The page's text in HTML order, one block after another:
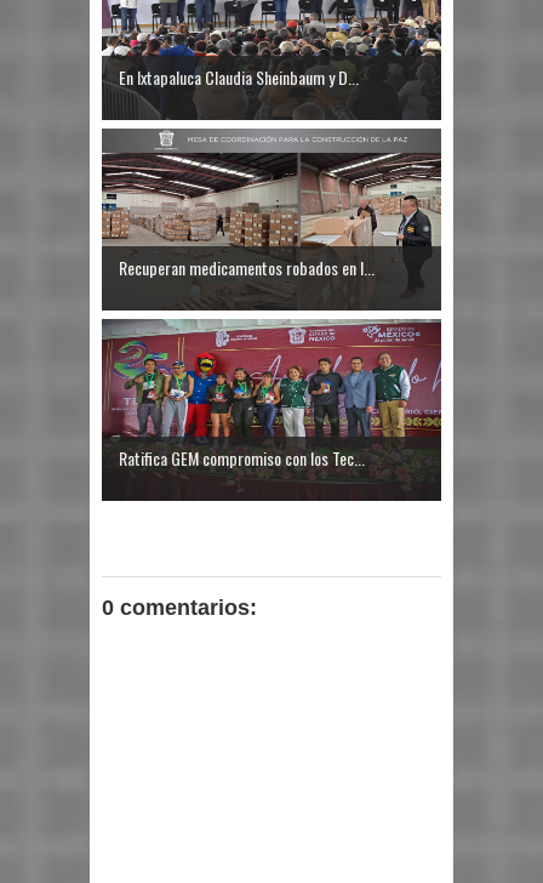
En Ixtapaluca Claudia Sheinbaum y D...
Recuperan medicamentos robados en I...
Ratifica GEM compromiso con los Tec...
0 comentarios: